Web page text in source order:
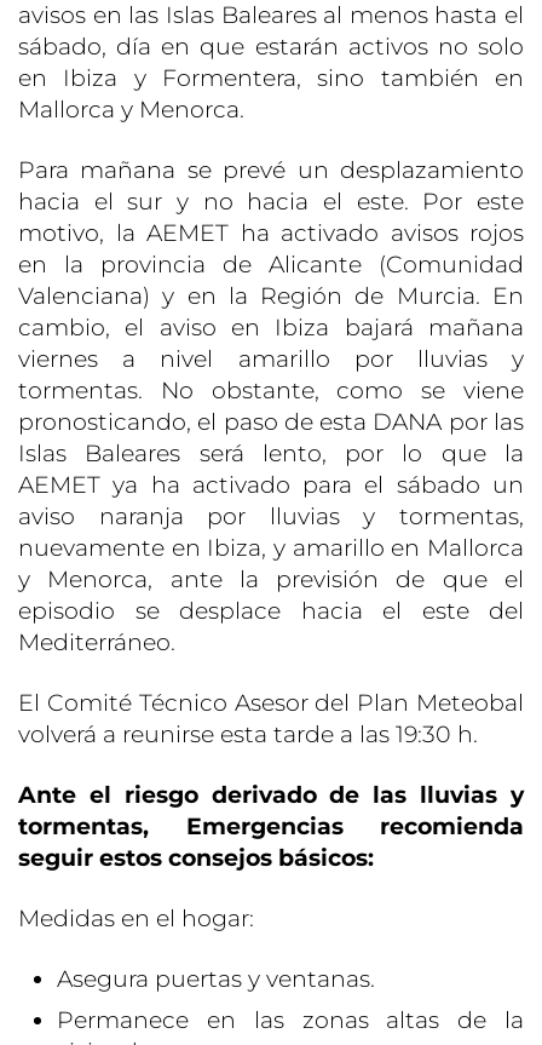
avisos en las Islas Baleares al menos hasta el
sábado, día en que estarán activos no solo
en Ibiza y Formentera, sino también en
Mallorca y Menorca.
Para mañana se prevé un desplazamiento
hacia el sur y no hacia el este. Por este
motivo, la AEMET ha activado avisos rojos
en la provincia de Alicante (Comunidad
Valenciana) y en la Región de Murcia. En
cambio, el aviso en Ibiza bajará mañana
viernes a nivel amarillo por lluvias y
tormentas. No obstante, como se viene
pronosticando, el paso de esta DANA por las
Islas Baleares será lento, por lo que la
AEMET ya ha activado para el sábado un
aviso naranja por lluvias y tormentas,
nuevamente en Ibiza, y amarillo en Mallorca
y Menorca, ante la previsión de que el
episodio se desplace hacia el este del
Mediterráneo.
El Comité Técnico Asesor del Plan Meteobal
volverá a reunirse esta tarde a las 19:30 h.
Ante el riesgo derivado de las lluvias y
tormentas, Emergencias recomienda
seguir estos consejos básicos:
Medidas en el hogar:
Asegura puertas y ventanas.
Permanece en las zonas altas de la